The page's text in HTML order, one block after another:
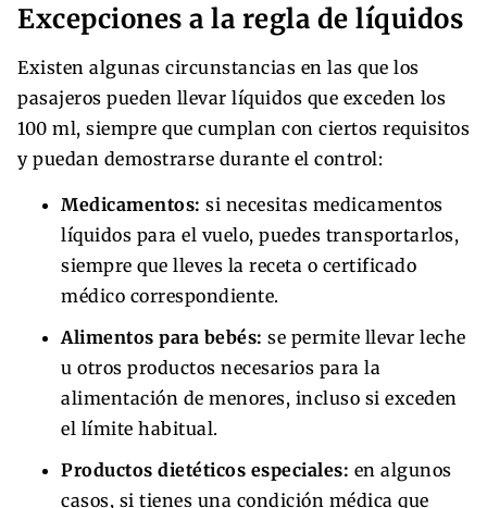
Excepciones a la regla de líquidos
Existen algunas circunstancias en las que los
pasajeros pueden llevar líquidos que exceden los
100 ml, siempre que cumplan con ciertos requisitos
y puedan demostrarse durante el control:
Medicamentos: si necesitas medicamentos
líquidos para el vuelo, puedes transportarlos,
siempre que lleves la receta o certificado
médico correspondiente.
Alimentos para bebés: se permite llevar leche
u otros productos necesarios para la
alimentación de menores, incluso si exceden
el límite habitual.
Productos dietéticos especiales: en algunos
casos, si tienes una condición médica que